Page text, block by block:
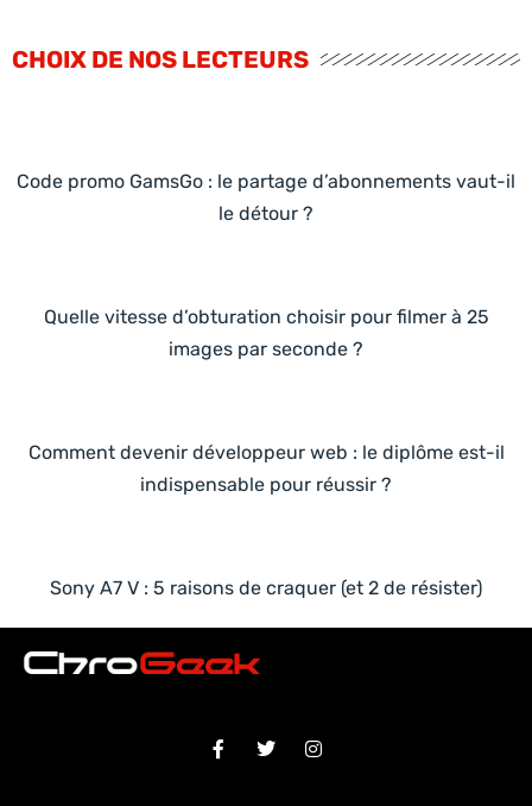
CHOIX DE NOS LECTEURS
Code promo GamsGo : le partage d’abonnements vaut-il
le détour ?
Quelle vitesse d’obturation choisir pour filmer à 25
images par seconde ?
Comment devenir développeur web : le diplôme est-il
indispensable pour réussir ?
Sony A7 V : 5 raisons de craquer (et 2 de résister)